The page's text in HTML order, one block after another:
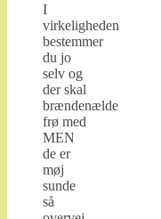
I
virkeligheden
bestemmer
du jo
selv og
der skal
brændenælde
frø med
MEN
de er
møj
sunde
så